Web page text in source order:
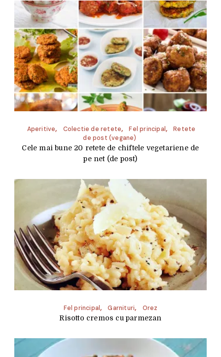
Aperitive Colectie de retete Fel principal
Retete
de post (vegane)
Cele mai bune 20 retete de chiftele vegetariene de
pe net (de post)
Fel principal Garnituri
Orez
Risotto cremos cu parmezan